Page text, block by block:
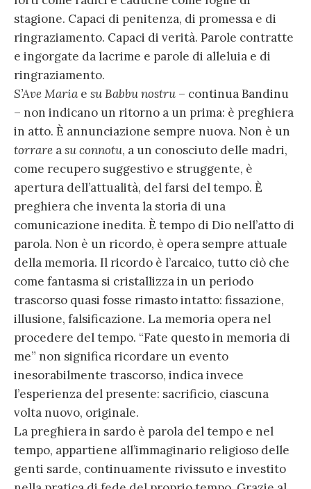
stagione. Capaci di penitenza, di promessa e di
ringraziamento. Capaci di verità. Parole contratte
e ingorgate da lacrime e parole di alleluia e di
ringraziamento.
S’Ave Maria e su Babbu nostru – continua Bandinu
– non indicano un ritorno a un prima: è preghiera
in atto. È annunciazione sempre nuova. Non è un
torrare asu connotu, a un conosciuto delle madri,
come recupero suggestivo e struggente, è
apertura dell’attualità, del farsi del tempo. È
preghiera che inventa la storia di una
comunicazione inedita. È tempo di Dio nell’atto di
parola. Non è un ricordo, è opera sempre attuale
della memoria. Il ricordo è l’arcaico, tutto ciò che
come fantasma si cristallizza in un periodo
trascorso quasi fosse rimasto intatto: fissazione,
illusione, falsificazione. La memoria opera nel
procedere del tempo. “Fate questo in memoria di
me” non significa ricordare un evento
inesorabilmente trascorso, indica invece
l’esperienza del presente: sacrificio, ciascuna
volta nuovo, originale.
La preghiera in sardo è parola del tempo e nel
tempo, appartiene all’immaginario religioso delle
genti sarde, continuamente rivissuto e investito